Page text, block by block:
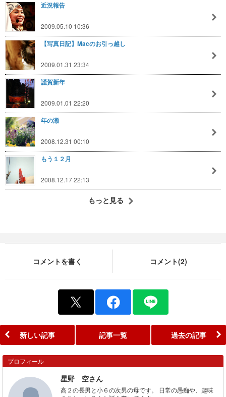
近況報告
2009.05.10 10:36
【写真日記】Macのお引っ越し
2009.01.31 23:34
謹賀新年
2009.01.01 22:20
年の瀬
2008.12.31 00:10
もう１２月
2008.12.17 22:13
もっと見る
コメントを書く コメント(2)
新しい記事 記事一覧 過去の記事
プロフィール
星野 空さん
高２の長男と小６の次男の母です。 日常の愚痴や、趣味